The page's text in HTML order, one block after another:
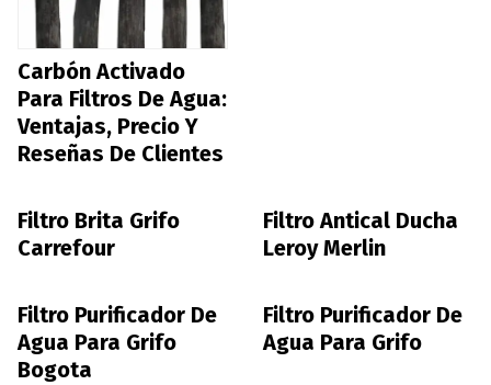
Carbón Activado
Para Filtros De Agua:
Ventajas, Precio Y
Reseñas De Clientes
Filtro Brita Grifo
Carrefour
Filtro Antical Ducha
Leroy Merlin
Filtro Purificador De
Agua Para Grifo
Bogota
Filtro Purificador De
Agua Para Grifo